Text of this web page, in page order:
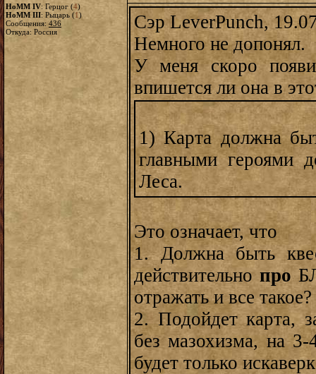
HoMM IV: Герцог (4)
HoMM III: Рыцарь (1)
Сообщения:436
Откуда: Россия
Сэр LeverPunch,
Немного не допонял.
У меня скоро
впишется ли она в
1) Карта должна
главными героями
Леса.
Это означает, что
1. Должна быть
действительнопро
отражать и все
2. Подойдет карта,
без мазохизма, на
будет только